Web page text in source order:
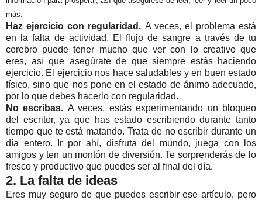
más.
Haz ejercicio con regularidad. A veces, el problema está
en la falta de actividad. El flujo de sangre a través de tu
cerebro puede tener mucho que ver con lo creativo que
eres, así que asegúrate de que siempre estás haciendo
ejercicio. El ejercicio nos hace saludables y en buen estado
físico, sino que nos pone en el estado de ánimo adecuado,
por lo que debes hacerlo con regularidad.
No escribas. A veces, estás experimentando un bloqueo
del escritor, ya que has estado escribiendo durante tanto
tiempo que te está matando. Trata de no escribir durante un
día entero. Ir por ahí, disfruta del mundo, juega con los
amigos y ten un montón de diversión. Te sorprenderás de lo
fresco y productivo que puedes ser al final del día.
2. La falta de ideas
Eres muy seguro de que puedes escribir ese artículo, pero